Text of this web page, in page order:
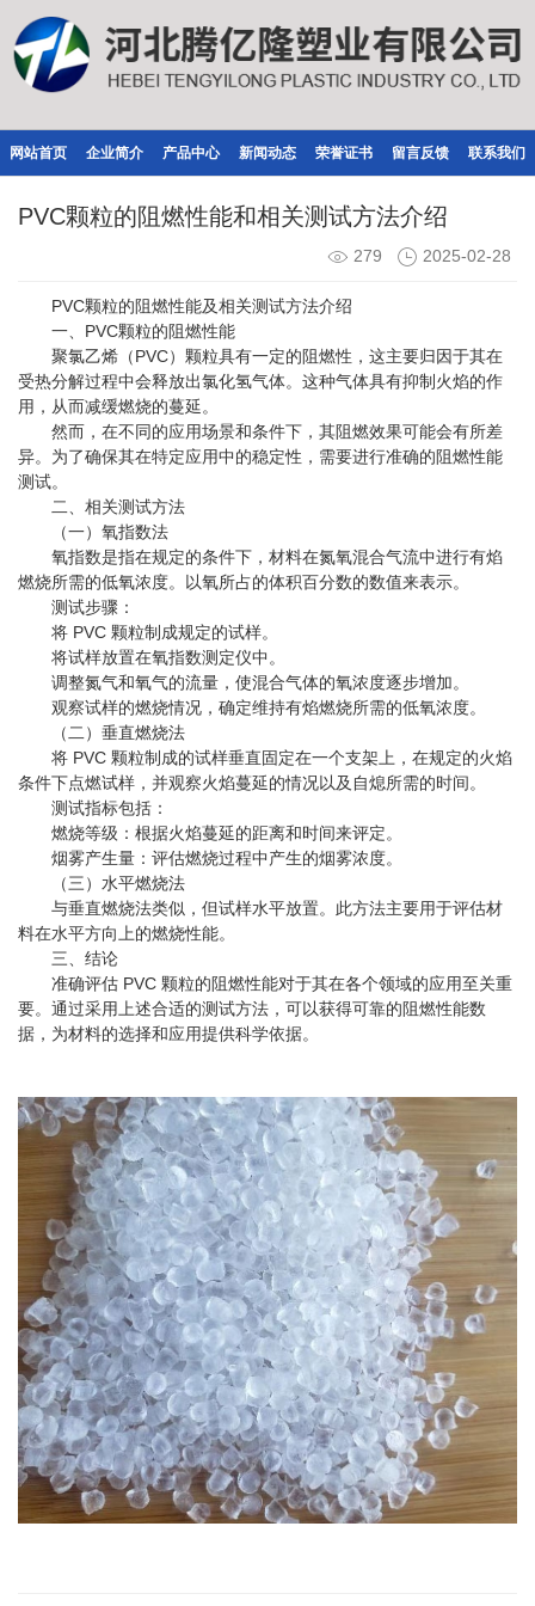
网站首页 企业简介 产品中心 新闻动态 荣誉证书 留言反馈 联系我们
PVC颗粒的阻燃性能和相关测试方法介绍
279 2025-02-28
PVC颗粒的阻燃性能及相关测试方法介绍
一、PVC颗粒的阻燃性能
聚氯乙烯（PVC）颗粒具有一定的阻燃性，这主要归因于其在
受热分解过程中会释放出氯化氢气体。这种气体具有抑制火焰的作
用，从而减缓燃烧的蔓延。
然而，在不同的应用场景和条件下，其阻燃效果可能会有所差
异。为了确保其在特定应用中的稳定性，需要进行准确的阻燃性能
测试。
二、相关测试方法
（一）氧指数法
氧指数是指在规定的条件下，材料在氮氧混合气流中进行有焰
燃烧所需的低氧浓度。以氧所占的体积百分数的数值来表示。
测试步骤：
将 PVC 颗粒制成规定的试样。
将试样放置在氧指数测定仪中。
调整氮气和氧气的流量，使混合气体的氧浓度逐步增加。
观察试样的燃烧情况，确定维持有焰燃烧所需的低氧浓度。
（二）垂直燃烧法
将 PVC 颗粒制成的试样垂直固定在一个支架上，在规定的火焰
条件下点燃试样，并观察火焰蔓延的情况以及自熄所需的时间。
测试指标包括：
燃烧等级：根据火焰蔓延的距离和时间来评定。
烟雾产生量：评估燃烧过程中产生的烟雾浓度。
（三）水平燃烧法
与垂直燃烧法类似，但试样水平放置。此方法主要用于评估材
料在水平方向上的燃烧性能。
三、结论
准确评估 PVC 颗粒的阻燃性能对于其在各个领域的应用至关重
要。通过采用上述合适的测试方法，可以获得可靠的阻燃性能数
据，为材料的选择和应用提供科学依据。